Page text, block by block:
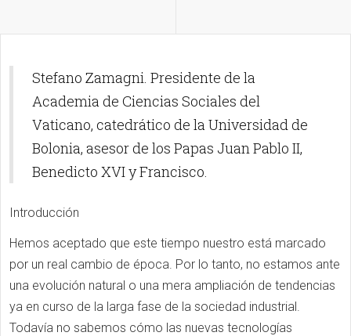
Stefano Zamagni. Presidente de la
Academia de Ciencias Sociales del
Vaticano, catedrático de la Universidad de
Bolonia, asesor de los Papas Juan Pablo II,
Benedicto XVI y Francisco.
Introducción
Hemos aceptado que este tiempo nuestro está marcado
por un real cambio de época. Por lo tanto, no estamos ante
una evolución natural o una mera ampliación de tendencias
ya en curso de la larga fase de la sociedad industrial.
Todavía no sabemos cómo las nuevas tecnologías